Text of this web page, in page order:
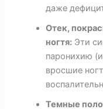
даже
Отек,
ногтя:Эти
паронихию
вросшие
Темные